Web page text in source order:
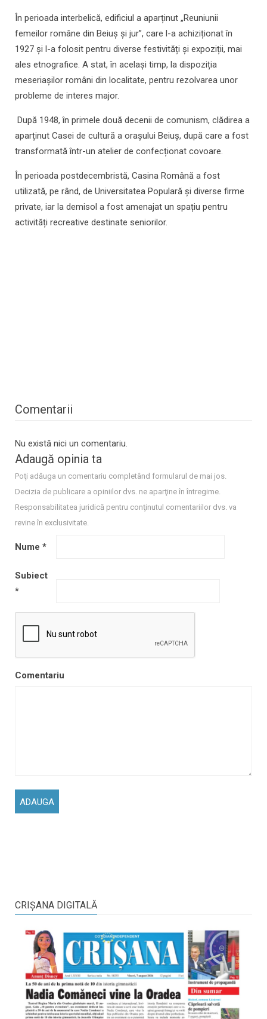
În perioada interbelică, edificiul a aparținut „Reuniunii
femeilor române din Beiuș și jur”, care l-a achiziționat în
1927 și l-a folosit pentru diverse festivități și expoziții, mai
ales etnografice. A stat, în același timp, la dispoziția
meseriașilor români din localitate, pentru rezolvarea unor
probleme de interes major.
După 1948, în primele două decenii de comunism, clădirea a
aparținut Casei de cultură a orașului Beiuș, după care a fost
transformată într-un atelier de confecționat covoare.
În perioada postdecembristă, Casina Română a fost
utilizată, pe rând, de Universitatea Populară și diverse firme
private, iar la demisol a fost amenajat un spațiu pentru
activități recreative destinate seniorilor.
Comentarii
Nu există nici un comentariu.
Adaugă opinia ta
Poţi adăuga un comentariu completând formularul de mai jos.
Decizia de publicare a opiniilor dvs. ne aparţine în întregime.
Responsabilitatea juridică pentru conţinutul comentariilor dvs. va
revine în exclusivitate.
Nume *
Subiect
*
Comentariu
CRIŞANA DIGITALĂ